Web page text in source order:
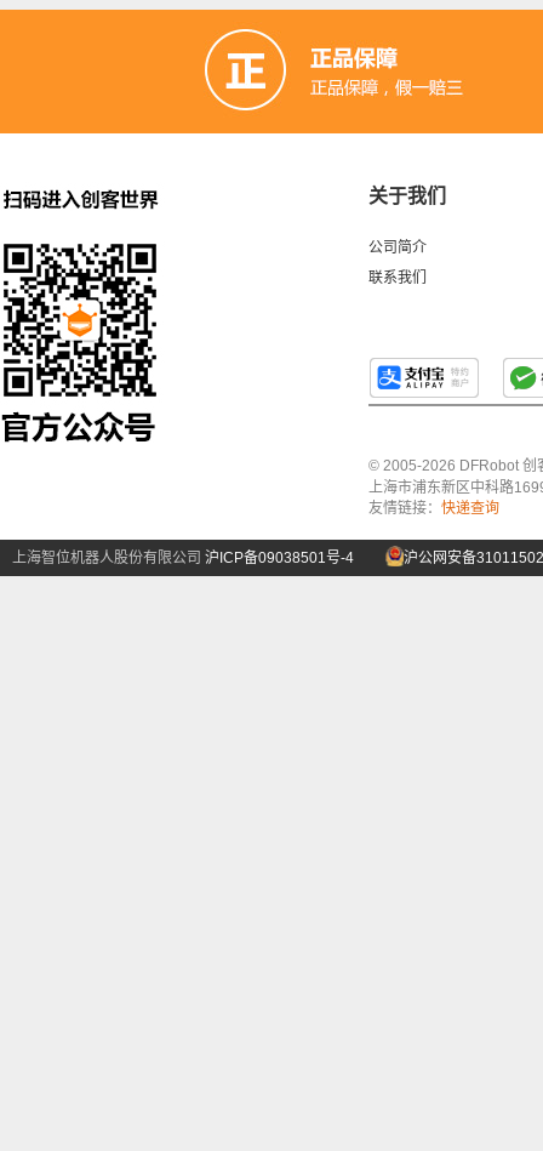
关于我们
公司简介
联系我们
© 2005-2026 DFRobot 创
上海市浦东新区中科路
友情链接： 快递查询
上海智位机器人股份有限公司 沪ICP备09038501号-4 沪公网安备